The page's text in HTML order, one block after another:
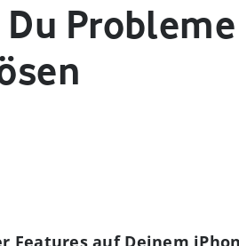
Du
Features auf Deinem